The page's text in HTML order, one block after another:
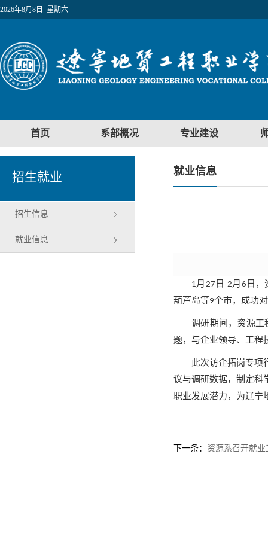
2026年8月8日 星期六
首页 系部概况 专业建设
招生就业
招生信息
就业信息
就业信息
1月27日-2月6日
葫芦岛等9个市，成功
调研期间，资源工
题，与企业领导、工程
此次访企拓岗专项
议与调研数据，制定科
职业发展潜力，为辽宁
下一条： 资源系召开就业